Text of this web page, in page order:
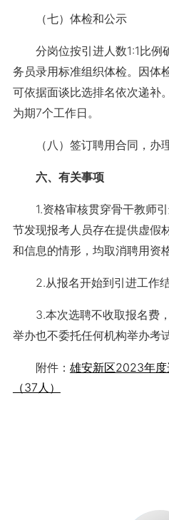
（七）体检和公示
分岗位按引进人数1:1比例
务员录用标准组织体检。因体
可依据面谈比选排名依次递补
为期7个工作日。
（八）签订聘用合同，办理
六、有关事项
1.资格审核贯穿骨干教师引
节发现报考人员存在提供虚假
和信息的情形，均取消聘用资格
2.从报名开始到引进工作结
3.本次选聘不收取报名费，
举办也不委托任何机构举办考
附件： 雄安新区2023年
（37人）